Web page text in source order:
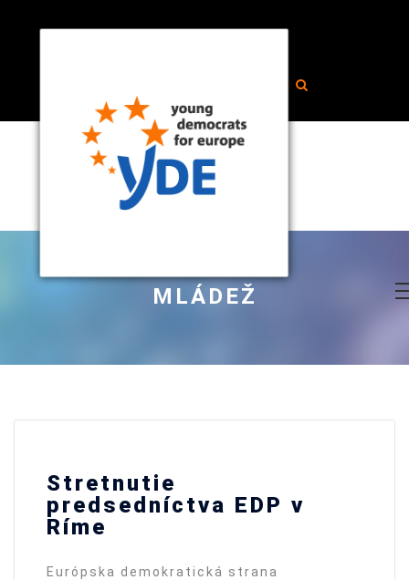
MLÁDEŽ
Stretnutie
predsedníctva EDP v
Ríme
Európska demokratická strana